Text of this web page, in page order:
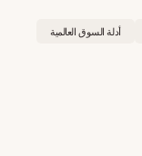
أدلة السوق العالمية